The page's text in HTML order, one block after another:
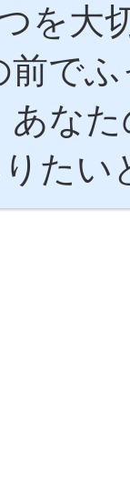
を大
前で
あな
た